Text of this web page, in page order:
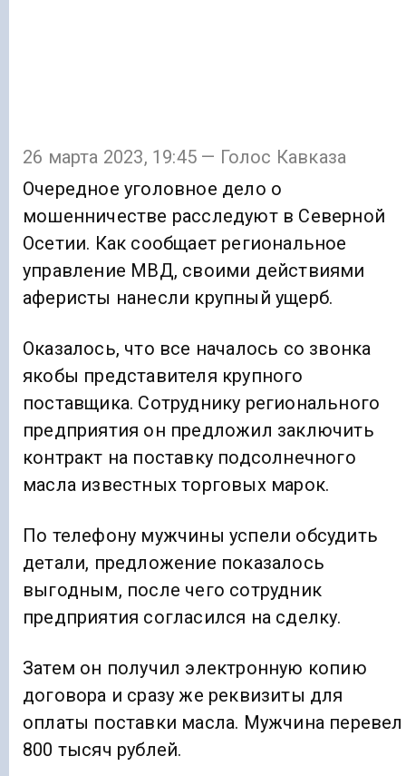
26 марта 2023, 19:45 — Голос Кавказа
Очередное уголовное дело о
мошенничестве расследуют в Северной
Осетии. Как сообщает региональное
управление МВД, своими действиями
аферисты нанесли крупный ущерб.
Оказалось, что все началось со звонка
якобы представителя крупного
поставщика. Сотруднику регионального
предприятия он предложил заключить
контракт на поставку подсолнечного
масла известных торговых марок.
По телефону мужчины успели обсудить
детали, предложение показалось
выгодным, после чего сотрудник
предприятия согласился на сделку.
Затем он получил электронную копию
договора и сразу же реквизиты для
оплаты поставки масла. Мужчина перевел
800 тысяч рублей.